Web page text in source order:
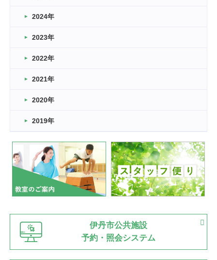
車いすバスケとRくんのお話
卒業・卒園の季節★
2026.03.11
緑ケ丘体育館
2022.11.03
緑ケ丘体育館
いたっぼーる大会☆彡
緑ケ丘体育館
2022.07.03
市内総合体育大会が開始
緑ケ丘体育館 猪名川運動広場
古池運動広場
2022.06.12
県知事杯争奪バレーボール大会が開催
緑ケ丘体育館
2024年
2023年
2022年
2021年
2020年
2019年
伊丹市公共施設
予約・照会システム